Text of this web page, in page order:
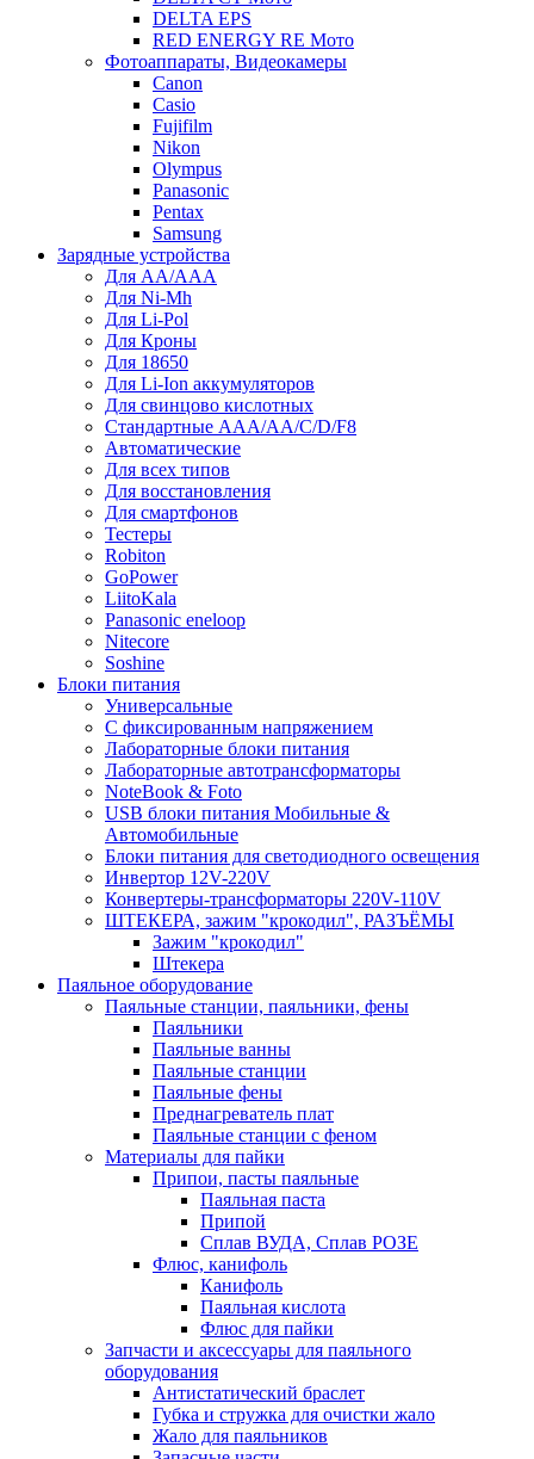
DELTA EPS
RED ENERGY RE Мото
Фотоаппараты, Видеокамеры
Canon
Casio
Fujifilm
Nikon
Olympus
Panasonic
Pentax
Samsung
Зарядные устройства
Для AA/AAA
Для Ni-Mh
Для Li-Pol
Для Кроны
Для 18650
Для Li-Ion аккумуляторов
Для свинцово кислотных
Стандартные ААА/АА/С/D/F8
Автоматические
Для всех типов
Для восстановления
Для смартфонов
Тестеры
Robiton
GoPower
LiitoKala
Panasonic eneloop
Nitecore
Soshine
Блоки питания
Универсальные
C фиксированным напряжением
Лабораторные блоки питания
Лабораторные автотрансформаторы
NoteBook & Foto
USB блоки питания Мобильные &
Автомобильные
Блоки питания для светодиодного освещения
Инвертор 12V-220V
Конвертеры-трансформаторы 220V-110V
ШТЕКЕРА, зажим "крокодил", РАЗЪЁМЫ
Зажим "крокодил"
Штекера
Паяльное оборудование
Паяльные станции, паяльники, фены
Паяльники
Паяльные ванны
Паяльные станции
Паяльные фены
Преднагреватель плат
Паяльные станции с феном
Материалы для пайки
Припои, пасты паяльные
Паяльная паста
Припой
Сплав ВУДА, Сплав РОЗЕ
Флюс, канифоль
Канифоль
Паяльная кислота
Флюс для пайки
Запчасти и аксессуары для паяльного
оборудования
Антистатический браслет
Губка и стружка для очистки жало
Жало для паяльников